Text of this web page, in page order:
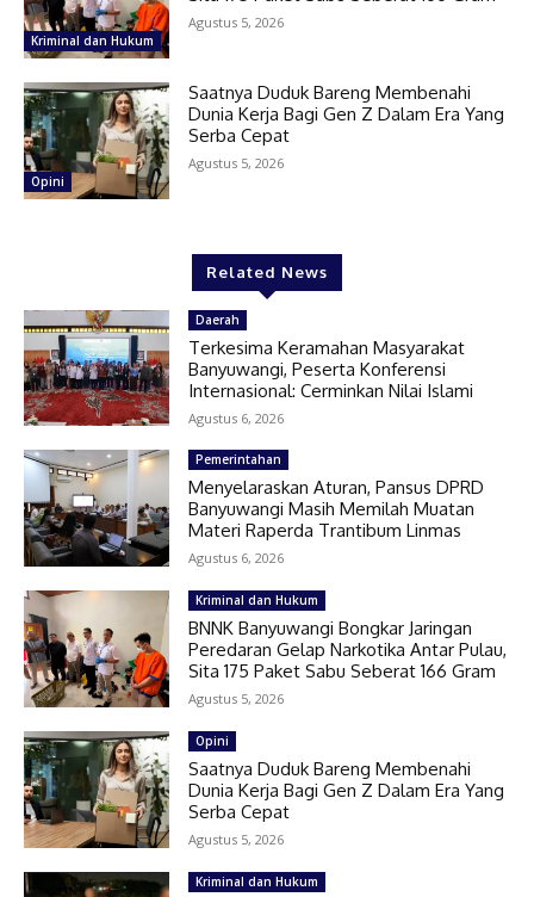
Kriminal dan Hukum
Agustus 5, 2026
Opini
Saatnya Duduk Bareng Membenahi
Dunia Kerja Bagi Gen Z Dalam Era Yang
Serba Cepat
Agustus 5, 2026
Related News
Daerah
Terkesima Keramahan Masyarakat
Banyuwangi, Peserta Konferensi
Internasional: Cerminkan Nilai Islami
Agustus 6, 2026
Pemerintahan
Menyelaraskan Aturan, Pansus DPRD
Banyuwangi Masih Memilah Muatan
Materi Raperda Trantibum Linmas
Agustus 6, 2026
Kriminal dan Hukum
BNNK Banyuwangi Bongkar Jaringan
Peredaran Gelap Narkotika Antar Pulau,
Sita 175 Paket Sabu Seberat 166 Gram
Agustus 5, 2026
Opini
Saatnya Duduk Bareng Membenahi
Dunia Kerja Bagi Gen Z Dalam Era Yang
Serba Cepat
Agustus 5, 2026
Kriminal dan Hukum